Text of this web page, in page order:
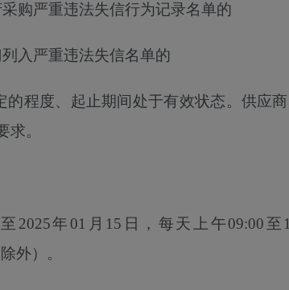
购严重违法失信行为记录名单的
入严重违法失信名单的
的程度、起止期间处于有效状态。供应
。
2025年01月15日 ，每天上午09:00至
外）。